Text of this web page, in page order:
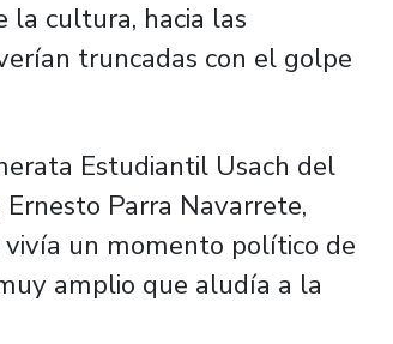
la cultura, hacia las
truncadas con el golpe
Estudiantil Usach del
Ernesto Parra Navarrete,
un momento político de
amplio que aludía a la